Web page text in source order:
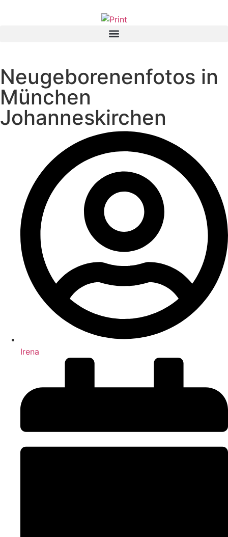
Neugeborenenfotos in
München
Johanneskirchen
Irena